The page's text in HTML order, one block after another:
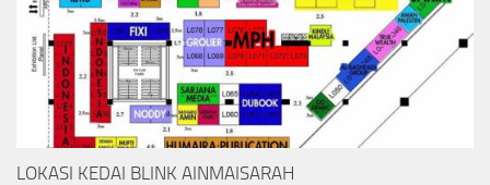
LOKASI KEDAI BLINK AINMAISARAH